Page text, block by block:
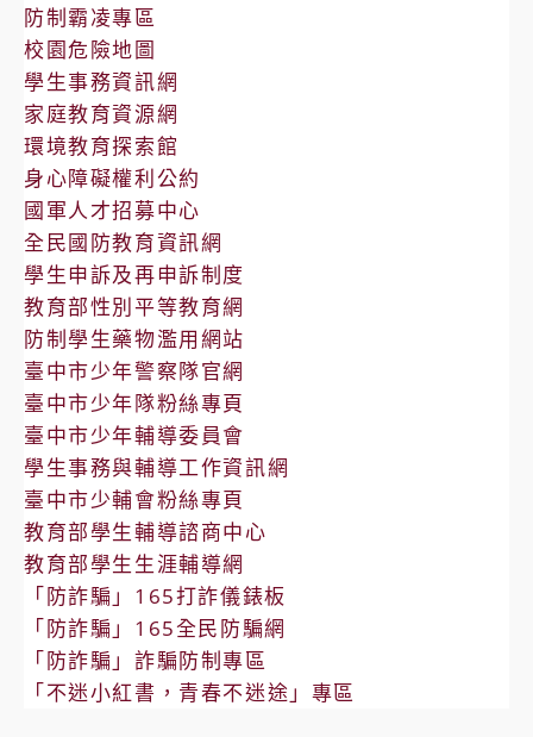
防制霸凌專區
校園危險地圖
學生事務資訊網
家庭教育資源網
環境教育探索館
身心障礙權利公約
國軍人才招募中心
全民國防教育資訊網
學生申訴及再申訴制度
教育部性別平等教育網
防制學生藥物濫用網站
臺中市少年警察隊官網
臺中市少年隊粉絲專頁
臺中市少年輔導委員會
學生事務與輔導工作資訊網
臺中市少輔會粉絲專頁
教育部學生輔導諮商中心
教育部學生生涯輔導網
「防詐騙」165打詐儀錶板
「防詐騙」165全民防騙網
「防詐騙」詐騙防制專區
「不迷小紅書，青春不迷途」專區